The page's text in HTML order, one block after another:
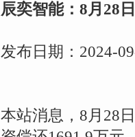
辰奕智能：8月28
发布日期：2024-
本站消息，8月28